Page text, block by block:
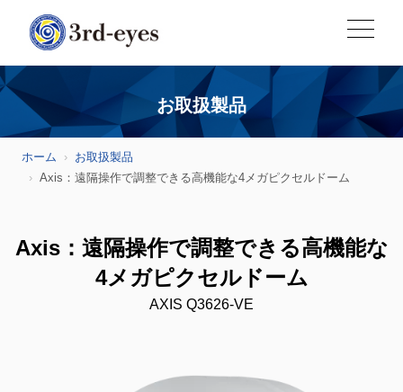
お取扱製品
ホーム
お取扱製品
Axis：遠隔操作で調整できる高機能な4メガピクセルドーム
Axis：遠隔操作で調整できる高機能な
4メガピクセルドーム
AXIS Q3626-VE